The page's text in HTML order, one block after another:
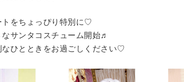
トをちょっぴり特別に♡
サンタコスチューム開始♬
なひとときをお過ごしください♡